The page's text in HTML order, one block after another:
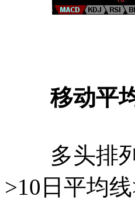
移动平
多头排列
>10日平均